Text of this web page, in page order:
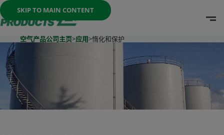
SKIP TO MAIN CONTENT
Once the menu is open you can move between options
空气产品公司主页>应用>惰化和保护